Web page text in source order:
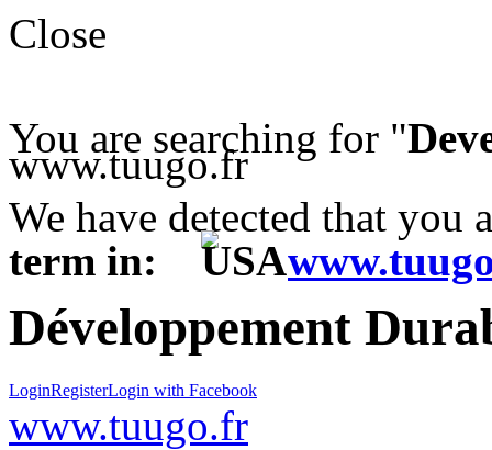
Close
You are searching for "
www.tuugo.fr
We have detected that you
term in:
Développement
LoginRegisterLogin with Facebook
www.tuugo.fr